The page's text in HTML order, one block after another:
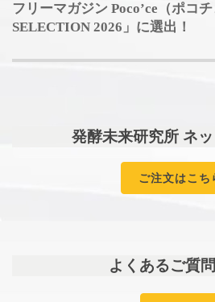
フリーマガジン Poco’ce（ポコ
SELECTION 2026」に選出！
発酵未来研究所 ネ
ご注文はこち
よくあるご質